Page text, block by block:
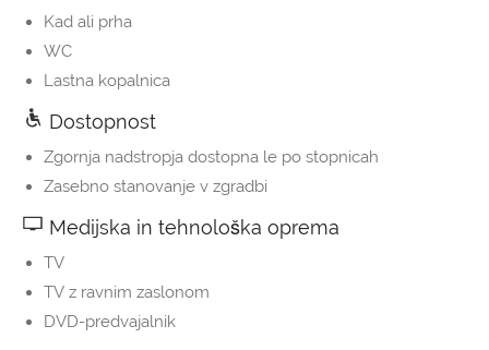
Kad ali prha
WC
Lastna kopalnica
Dostopnost
Zgornja nadstropja dostopna le po stopnicah
Zasebno stanovanje v zgradbi
Medijska in tehnološka oprema
TV
TV z ravnim zaslonom
DVD-predvajalnik